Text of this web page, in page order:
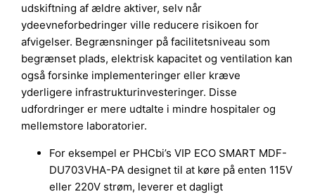
udskiftning af ældre aktiver, selv når
ydeevneforbedringer ville reducere risikoen for
afvigelser. Begrænsninger på facilitetsniveau som
begrænset plads, elektrisk kapacitet og ventilation kan
også forsinke implementeringer eller kræve
yderligere infrastrukturinvesteringer. Disse
udfordringer er mere udtalte i mindre hospitaler og
mellemstore laboratorier.
For eksempel er PHCbi’s VIP ECO SMART MDF-
DU703VHA-PA designet til at køre på enten 115V
eller 220V strøm, leverer et dagligt